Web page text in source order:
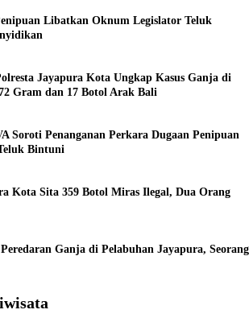
Libatkan Oknum Legislator Teluk
Jayapura Kota Ungkap Kasus Ganja di
Gram dan 17 Botol Arak Bali
Soroti Penanganan Perkara Dugaan Penipuan
Bintuni
Kota Sita 359 Botol Miras Ilegal, Dua Orang
Ganja di Pelabuhan Jayapura, Seorang